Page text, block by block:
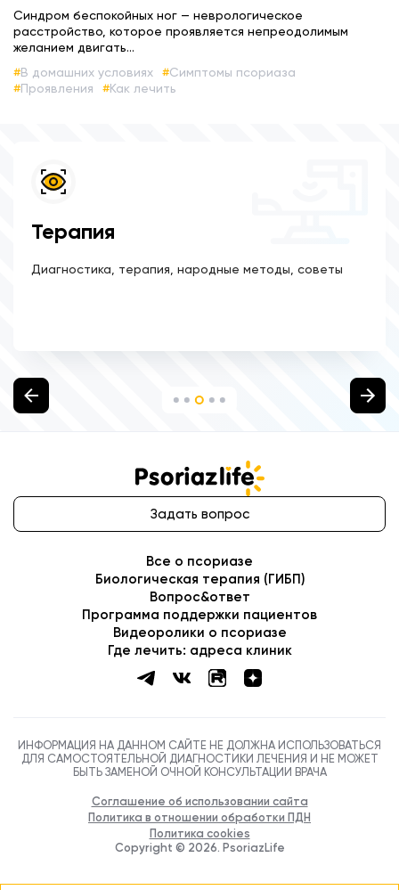
Синдром беспокойных ног — неврологическое
расстройство, которое проявляется непреодолимым
желанием двигать...
В домашних условиях
Симптомы псориаза
Проявления
Как лечить
Терапия
Диагностика, терапия, народные методы, советы
Задать вопрос
Все о псориазе
Биологическая терапия (ГИБП)
Вопрос&ответ
Программа поддержки пациентов
Видеоролики о псориазе
Где лечить: адреса клиник
ИНФОРМАЦИЯ НА ДАННОМ САЙТЕ НЕ ДОЛЖНА ИСПОЛЬЗОВАТЬСЯ
ДЛЯ САМОСТОЯТЕЛЬНОЙ ДИАГНОСТИКИ ЛЕЧЕНИЯ И НЕ МОЖЕТ
БЫТЬ ЗАМЕНОЙ ОЧНОЙ КОНСУЛЬТАЦИИ ВРАЧА
Copyright © 2026. PsoriazLife
Соглашение об использовании сайта
Политика в отношении обработки ПДН
Политика cookies